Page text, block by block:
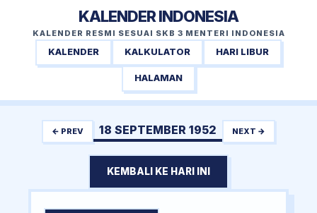
KALENDER INDONESIA
KALENDER RESMI SESUAI SKB 3 MENTERI INDONESIA
KALENDER KALKULATOR HARI LIBUR
HALAMAN
← PREV 18 SEPTEMBER 1952 NEXT →
KEMBALI KE HARI INI